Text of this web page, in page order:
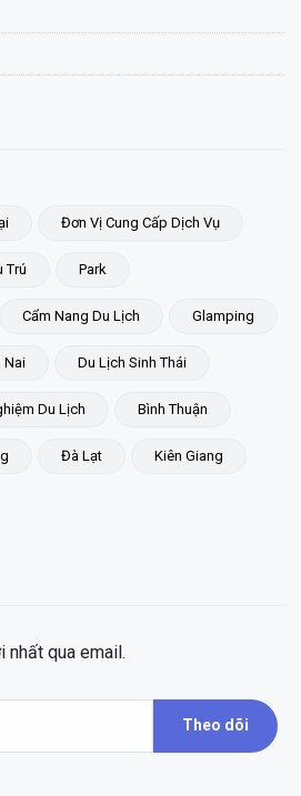
Đơn Vị Cung Cấp Dịch Vụ
Trú Park
Cẩm Nang Du Lịch Glamping
Nai Du Lịch Sinh Thái
Du Lịch Bình Thuận
Đà Lạt Kiên Giang
nhất qua email.
Theo dõi